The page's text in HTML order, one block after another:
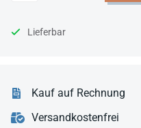
Lieferbar
Kauf auf Rechnung
Versandkostenfrei